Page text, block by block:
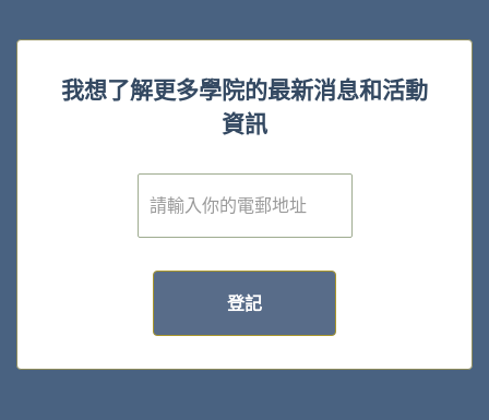
我想了解更多學院的最新消息和活動
資訊
電
子
登記